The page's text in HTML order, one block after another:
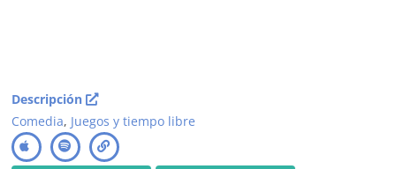
Descripción
Comedia, Juegos y tiempo libre